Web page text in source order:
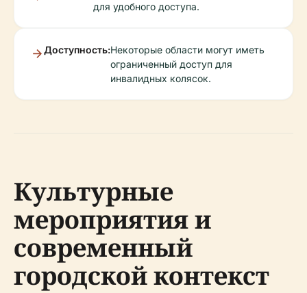
для удобного доступа.
Доступность:Некоторые области могут иметь
ограниченный доступ для
инвалидных колясок.
Культурные
мероприятия и
современный
городской контекст